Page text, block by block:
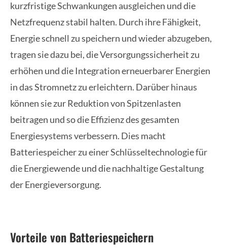
kurzfristige Schwankungen ausgleichen und die
Netzfrequenz stabil halten. Durch ihre Fähigkeit,
Energie schnell zu speichern und wieder abzugeben,
tragen sie dazu bei, die Versorgungssicherheit zu
erhöhen und die Integration erneuerbarer Energien
in das Stromnetz zu erleichtern. Darüber hinaus
können sie zur Reduktion von Spitzenlasten
beitragen und so die Effizienz des gesamten
Energiesystems verbessern. Dies macht
Batteriespeicher zu einer Schlüsseltechnologie für
die Energiewende und die nachhaltige Gestaltung
der Energieversorgung.
Vorteile von Batteriespeichern